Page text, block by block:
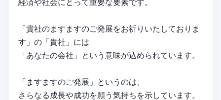
経済や社会にとって重要な要素です。
「貴社のますますのご発展をお祈りいたしておりま
す」の「貴社」には
「あなたの会社」という意味が込められています。
「ますますのご発展」というのは、
さらなる成長や成功を願う気持ちを示しています。